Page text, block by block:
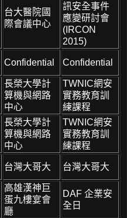
台大醫院國
際會議中心
訊安全事件
應變研討會
(IRCON
2015)
Confidential Confidential
長榮大學計
算機與網路
中心
TWNIC網安
實務教育訓
練課程
長榮大學計
算機與網路
中心
TWNIC網安
實務教育訓
練課程
台灣大哥大 台灣大哥大
高雄漢神巨
蛋九樓宴會
廳
DAF 企業安
全日